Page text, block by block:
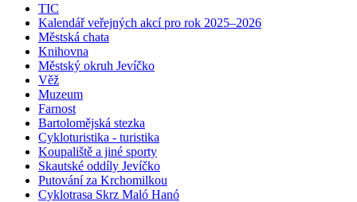
TIC
Kalendář veřejných akcí pro rok 2025–2026
Městská chata
Knihovna
Městský okruh Jevíčko
Věž
Muzeum
Farnost
Bartolomějská stezka
Cykloturistika - turistika
Koupaliště a jiné sporty
Skautské oddíly Jevíčko
Putování za Krchomilkou
Cyklotrasa Skrz Maló Hanó